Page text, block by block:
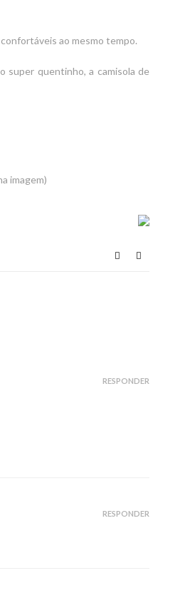
ao mesmo tempo.
super quentinho, a camisola de
imagem)
RESPONDER
RESPONDER